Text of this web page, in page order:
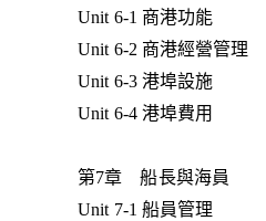
Unit 6-1 商港功能
Unit 6-2 商港經營管理
Unit 6-3 港埠設施
Unit 6-4 港埠費用
第7章 船長與海員
Unit 7-1 船員管理